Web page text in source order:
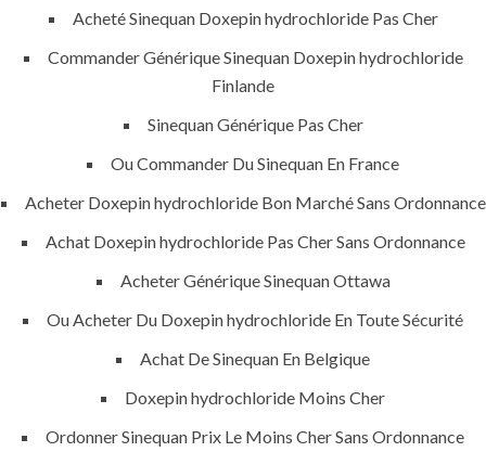
Acheté Sinequan Doxepin hydrochloride Pas Cher
Commander Générique Sinequan Doxepin hydrochloride
Finlande
Sinequan Générique Pas Cher
Ou Commander Du Sinequan En France
Acheter Doxepin hydrochloride Bon Marché Sans Ordonnance
Achat Doxepin hydrochloride Pas Cher Sans Ordonnance
Acheter Générique Sinequan Ottawa
Ou Acheter Du Doxepin hydrochloride En Toute Sécurité
Achat De Sinequan En Belgique
Doxepin hydrochloride Moins Cher
Ordonner Sinequan Prix Le Moins Cher Sans Ordonnance
MENU